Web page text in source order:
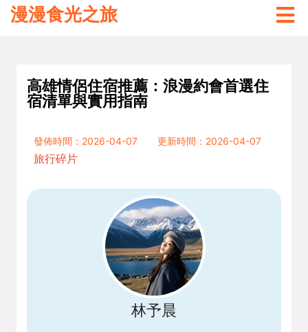
漫漫食光之旅
高雄情侶住宿推薦：浪漫約會首選住
宿清單與實用指南
發佈時間：2026-04-07
更新時間：2026-04-07
旅行碎片
林予晨